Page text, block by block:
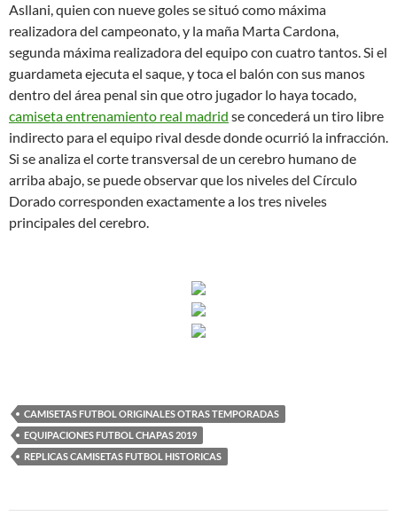
Asllani, quien con nueve goles se situó como máxima
realizadora del campeonato, y la maña Marta Cardona,
segunda máxima realizadora del equipo con cuatro tantos. Si el
guardameta ejecuta el saque, y toca el balón con sus manos
dentro del área penal sin que otro jugador lo haya tocado,
camiseta entrenamiento real madrid se concederá un tiro libre
indirecto para el equipo rival desde donde ocurrió la infracción.
Si se analiza el corte transversal de un cerebro humano de
arriba abajo, se puede observar que los niveles del Círculo
Dorado corresponden exactamente a los tres niveles
principales del cerebro.
CAMISETAS FUTBOL ORIGINALES OTRAS TEMPORADAS
EQUIPACIONES FUTBOL CHAPAS 2019
REPLICAS CAMISETAS FUTBOL HISTORICAS